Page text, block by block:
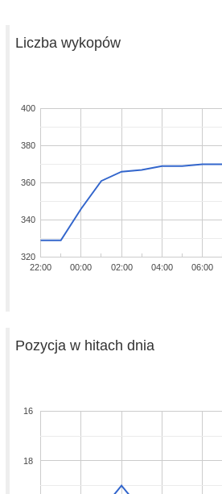
Liczba wykopów
22:00 00:00 02:00 04:00 06:00
320
340
360
380
400
Pozycja w hitach dnia
16
18